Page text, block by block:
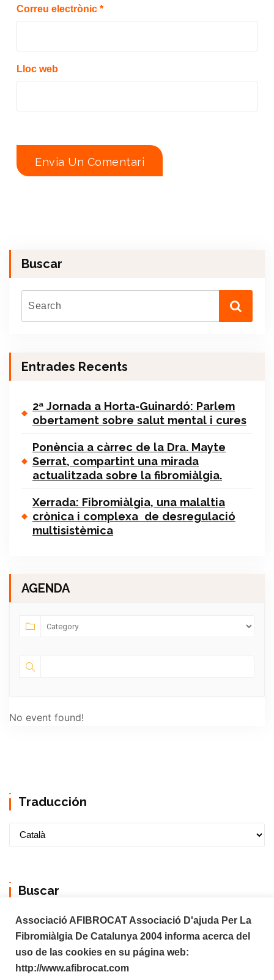
Correu electrònic *
Lloc web
Buscar
Entrades Recents
2ª Jornada a Horta-Guinardó: Parlem
obertament sobre salut mental i cures
Ponència a càrrec de la Dra. Mayte
Serrat, compartint una mirada
actualitzada sobre la fibromiàlgia.
Xerrada: Fibromiàlgia, una malaltia
crònica i complexa de desregulació
multisistèmica
AGENDA
No event found!
Traducción
Buscar
Associació AFIBROCAT Associació D'ajuda Per La
Fibromiàlgia De Catalunya 2004 informa acerca del
uso de las cookies en su página web:
http://www.afibrocat.com